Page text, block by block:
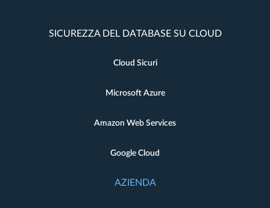
SICUREZZA DEL DATABASE SU CLOUD
Cloud Sicuri
Microsoft Azure
Amazon Web Services
Google Cloud
AZIENDA